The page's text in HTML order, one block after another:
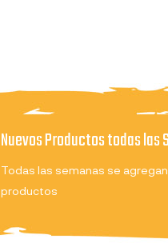
Nuevos Productos todas las
Todas las semanas se
productos